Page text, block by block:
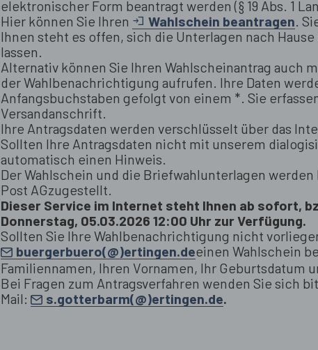
elektronischer Form beantragt werden (§ 19 Abs. 1
Hier können Sie Ihren
Wahlschein beantragen .
Ihnen steht es offen, sich die Unterlagen nach
lassen.
Alternativ können Sie Ihren Wahlscheinantrag auch
der Wahlbenachrichtigung aufrufen. Ihre Daten
Anfangsbuchstaben gefolgt von einem *. Sie
Versandanschrift.
Ihre Antragsdaten werden verschlüsselt über das
Sollten Ihre Antragsdaten nicht mit unserem
automatisch einen Hinweis.
Der Wahlschein und die Briefwahlunterlagen
Post AGzugestellt.
Dieser Service im Internet steht Ihnen ab sofort,
Donnerstag, 05.03.2026 12:00 Uhr zur Verfügung.
Sollten Sie Ihre Wahlbenachrichtigung nicht
buergerbuero(@)ertingen.deeinen Wahlschein
Familiennamen, Ihren Vornamen, Ihr Geburtsdatum
Bei Fragen zum Antragsverfahren wenden Sie sich
Mail:
s.gotterbarm(@)ertingen.de.